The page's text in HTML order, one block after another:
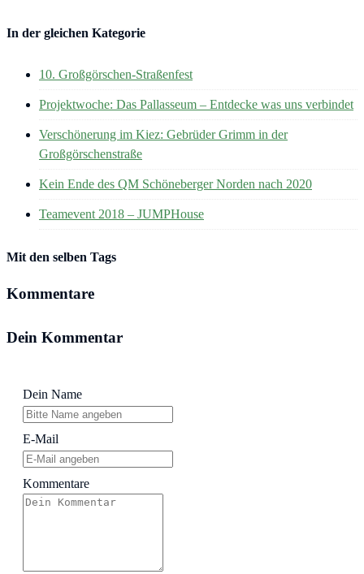
In der gleichen Kategorie
10. Großgörschen-Straßenfest
Projektwoche: Das Pallasseum – Entdecke was uns verbindet
Verschönerung im Kiez: Gebrüder Grimm in der
Großgörschenstraße
Kein Ende des QM Schöneberger Norden nach 2020
Teamevent 2018 – JUMPHouse
Mit den selben Tags
Kommentare
Dein Kommentar
Dein Name
E-Mail
Kommentare